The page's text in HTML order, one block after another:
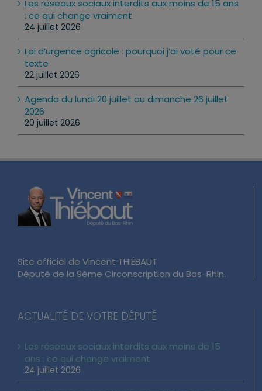
Les réseaux sociaux interdits aux moins de 15 ans
: ce qui change vraiment
24 juillet 2026
Loi d’urgence agricole : pourquoi j’ai voté pour ce
texte
22 juillet 2026
Agenda du lundi 20 juillet au dimanche 26 juillet
2026
20 juillet 2026
Site officiel de Vincent THIÉBAUT
Député de la 9ème Circonscription du Bas-Rhin.
ACTUALITÉ DE VOTRE DÉPUTÉ
Les réseaux sociaux interdits aux moins de 15
ans : ce qui change vraiment
24 juillet 2026